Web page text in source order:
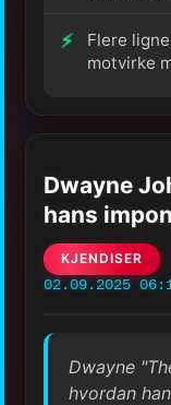
Flere
motvirke
Dwayne
hans
KJENDISER
02.09.2025
Dwayne
hvordan